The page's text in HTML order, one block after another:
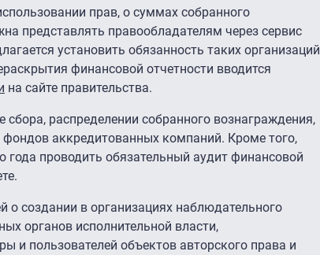
прав, о суммах собранного
представлять правообладателям через сервис
установить обязанность таких организаций
финансовой отчетности вводится
на сайте правительства.
распределении собранного вознаграждения,
фондов аккредитованных компаний. Кроме того,
проводить обязательный аудит финансовой
о создании в организациях наблюдательного
органов исполнительной власти,
и пользователей объектов авторского права и